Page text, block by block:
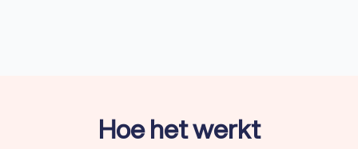
Soorten beveiliging: wat doet een
Hoe het werkt